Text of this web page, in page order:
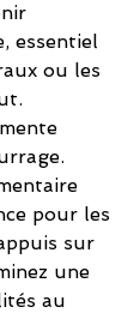
essentiel
ou les
pour les
sur
une
au